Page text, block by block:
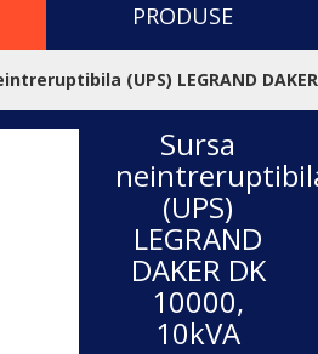
PRODUSE
(UPS) LEGRAND DAKER
Sursa
(UPS)
LEGRAND
DAKER DK
10000,
10kVA